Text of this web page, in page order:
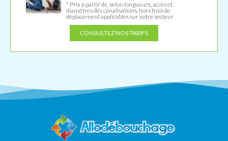
* Prix à partir de, selon longueurs, accès et
diamètres des canalisations, hors frais de
déplacement applicables sur votre secteur
CONSULTEZ NOS TARIFS